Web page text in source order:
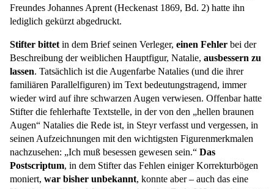
Freundes Johannes Aprent (Heckenast 1869, Bd. 2) hatte ihn
lediglich gekürzt abgedruckt.
Stifter bittet in dem Brief seinen Verleger, einen Fehler bei der
Beschreibung der weiblichen Hauptfigur, Natalie, ausbessern zu
lassen. Tatsächlich ist die Augenfarbe Natalies (und die ihrer
familiären Parallelfiguren) im Text bedeutungstragend, immer
wieder wird auf ihre schwarzen Augen verwiesen. Offenbar hatte
Stifter die fehlerhafte Textstelle, in der von den „hellen braunen
Augen“ Natalies die Rede ist, in Steyr verfasst und vergessen, in
seinen Aufzeichnungen mit den wichtigsten Figurenmerkmalen
nachzusehen: „Ich muß besessen gewesen sein.“ Das
Postscriptum, in dem Stifter das Fehlen einiger Korrekturbögen
moniert, war bisher unbekannt, konnte aber – auch das eine